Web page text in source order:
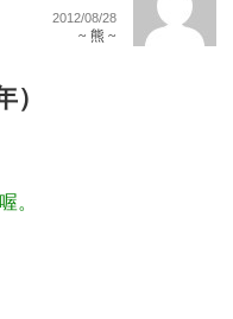
2012/08/28
~ 熊 ~
。